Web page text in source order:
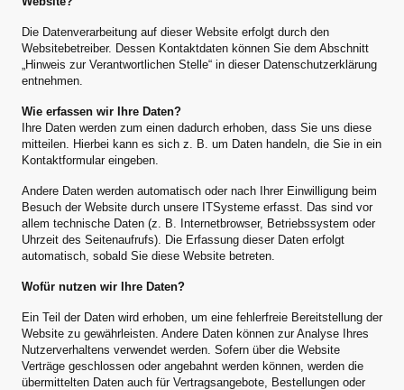
Die Datenverarbeitung auf dieser Website erfolgt durch den
Websitebetreiber. Dessen Kontaktdaten können Sie dem Abschnitt
„Hinweis zur Verantwortlichen Stelle“ in dieser Datenschutzerklärung
entnehmen.
Wie erfassen wir Ihre Daten?
Ihre Daten werden zum einen dadurch erhoben, dass Sie uns diese
mitteilen. Hierbei kann es sich z. B. um Daten handeln, die Sie in ein
Kontaktformular eingeben.
Andere Daten werden automatisch oder nach Ihrer Einwilligung beim
Besuch der Website durch unsere ITSysteme erfasst. Das sind vor
allem technische Daten (z. B. Internetbrowser, Betriebssystem oder
Uhrzeit des Seitenaufrufs). Die Erfassung dieser Daten erfolgt
automatisch, sobald Sie diese Website betreten.
Wofür nutzen wir Ihre Daten?
Ein Teil der Daten wird erhoben, um eine fehlerfreie Bereitstellung der
Website zu gewährleisten. Andere Daten können zur Analyse Ihres
Nutzerverhaltens verwendet werden. Sofern über die Website
Verträge geschlossen oder angebahnt werden können, werden die
übermittelten Daten auch für Vertragsangebote, Bestellungen oder